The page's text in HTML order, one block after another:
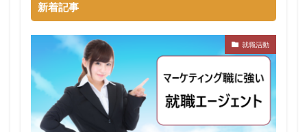
新着記事
就職活動